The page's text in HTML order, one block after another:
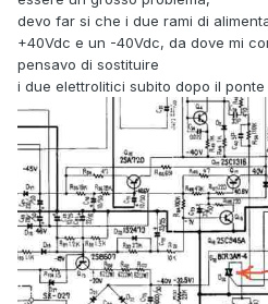
devo far si che i due rami di
+40Vdc e un -40Vdc, da dove mi
pensavo di sostituire
i due elettrolitici subito dopo il